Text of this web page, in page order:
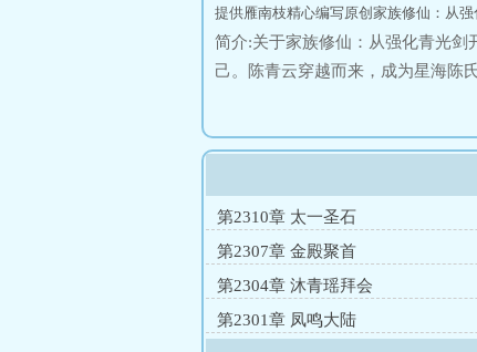
提供雁南枝精心编写原创家族修仙：从
简介:关于家族修仙：从强化青光剑
己。陈青云穿越而来，成为星海陈
上，带领家族不断发展壮大，逐道
第2310章 太一圣石
第2307章 金殿聚首
第2304章 沐青瑶拜会
第2301章 凤鸣大陆